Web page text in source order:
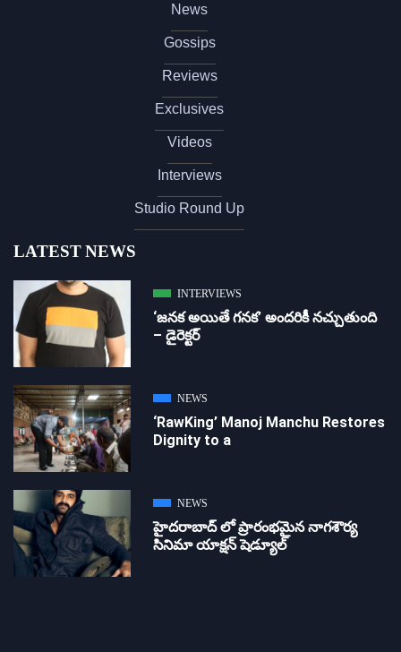
News
Gossips
Reviews
Exclusives
Videos
Interviews
Studio Round Up
LATEST NEWS
INTERVIEWS
‘జ‌న‌క అయితే గ‌న‌క‌’ అందరికీ నచ్చుతుంది
– డైరెక్ట‌ర్
NEWS
‘RawKing’ Manoj Manchu Restores
Dignity to a
NEWS
హైదరాబాద్ లో ప్రారంభమైన నాగశౌర్య
సినిమా యాక్షన్ షెడ్యూల్